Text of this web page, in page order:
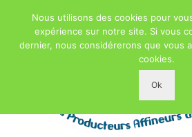
Nous utilisons des cookies pour
expérience sur notre site. Si vous
dernier, nous considérerons que vous
cookies.
Ok